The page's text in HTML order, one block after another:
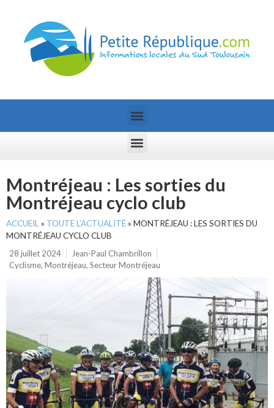
Montréjeau : Les sorties du
Montréjeau cyclo club
ACCUEIL » TOUTE L’ACTUALITÉ» MONTRÉJEAU : LES SORTIES DU
MONTRÉJEAU CYCLO CLUB
28 juillet 2024
Jean-Paul Chambrillon
Cyclisme, Montréjeau, Secteur Montréjeau